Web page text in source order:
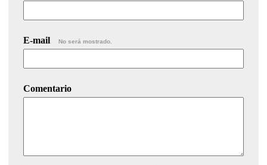
E-mail No será mostrado.
Comentario